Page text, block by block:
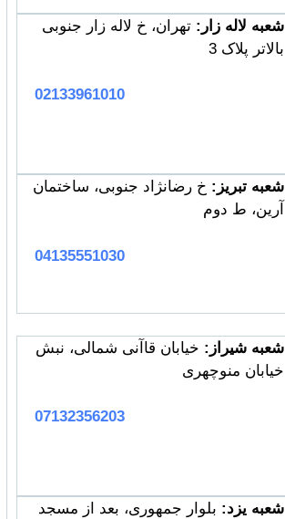
شعبه تبریز: خ رضانژاد جنوبی، ساختمان
آرین، ط دوم
04135551030
شعبه لاله زار: تهران، خ لاله زار جنوبی
بالاتر پلاک 3
02133961010
شعبه شیراز: خیابان قاآنی شمالی، نبش
خیابان منوچهری
07132356203
شعبه یزد: بلوار جمهوری، بعد از مسجد